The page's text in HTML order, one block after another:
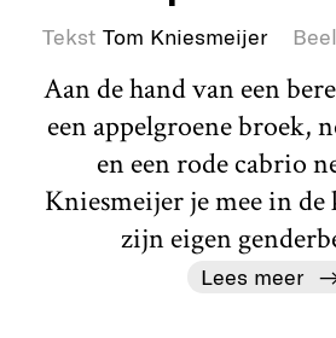
Tekst Tom Kniesmeijer
Aan de hand van een
een appelgroene broek,
en een rode cabrio
Kniesmeijer je mee in
zijn eigen
Lees meer